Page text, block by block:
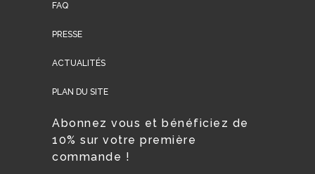
FAQ
PRESSE
ACTUALITÉS
PLAN DU SITE
Abonnez vous et bénéficiez de
10% sur votre première
commande !